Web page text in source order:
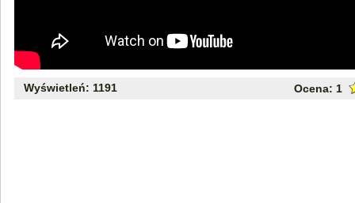
Wyświetleń: 1191 Ocena: 1